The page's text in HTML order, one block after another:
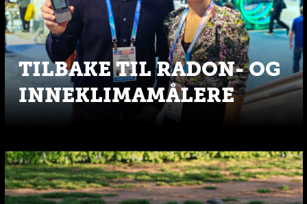
TILBAKE TIL RADON- OG
INNEKLIMAMÅLERE